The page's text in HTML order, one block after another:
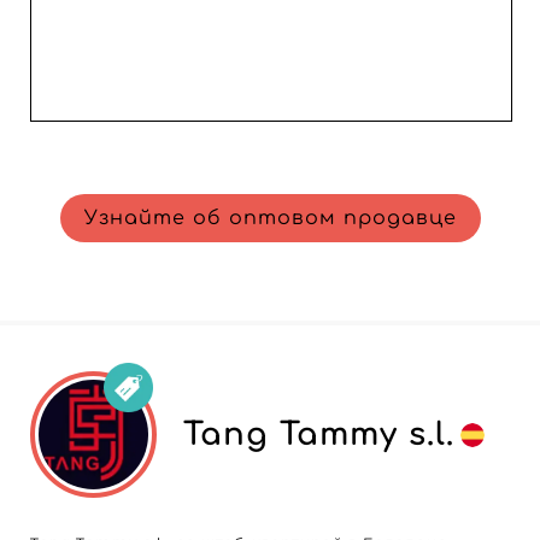
Узнайте об оптовом продавце
Tang Tammy s.l.